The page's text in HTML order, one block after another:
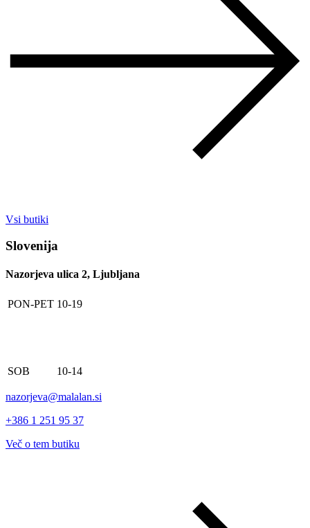
Vsi butiki
Slovenija
Nazorjeva ulica 2, Ljubljana
PON-PET 10-19
SOB 10-14
nazorjeva@malalan.si
+386 1 251 95 37
Več o tem butiku